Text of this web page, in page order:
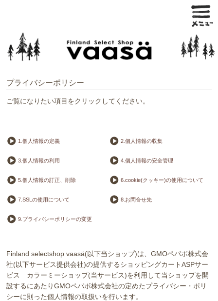
プライバシーポリシー
ご覧になりたい項目をクリックしてください。
1.個人情報の定義 2.個人情報の収集
3.個人情報の利用 4.個人情報の安全管理
5.個人情報の訂正、削除 6.cookie(クッキー)の使用について
7.SSLの使用について 8.お問合せ先
9.プライバシーポリシーの変更
Finland selectshop vaasä(以下当ショップ)は、GMOペパボ株式会
社(以下サービス提供会社)の提供するショッピングカートASPサー
ビス カラーミーショップ(当サービス)を利用して当ショップを開
設するにあたりGMOペパボ株式会社の定めたプライバシー・ポリ
シーに則った個人情報の取扱いを行います。